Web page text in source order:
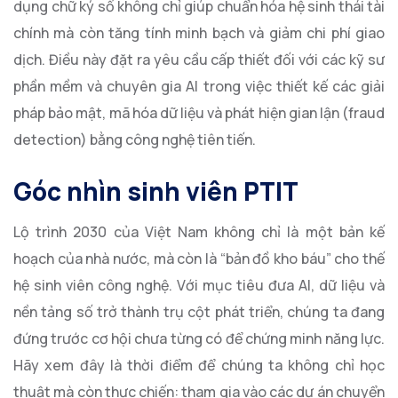
dụng chữ ký số không chỉ giúp chuẩn hóa hệ sinh thái tài
chính mà còn tăng tính minh bạch và giảm chi phí giao
dịch. Điều này đặt ra yêu cầu cấp thiết đối với các kỹ sư
phần mềm và chuyên gia AI trong việc thiết kế các giải
pháp bảo mật, mã hóa dữ liệu và phát hiện gian lận (fraud
detection) bằng công nghệ tiên tiến.
Góc nhìn sinh viên PTIT
Lộ trình 2030 của Việt Nam không chỉ là một bản kế
hoạch của nhà nước, mà còn là “bản đồ kho báu” cho thế
hệ sinh viên công nghệ. Với mục tiêu đưa AI, dữ liệu và
nền tảng số trở thành trụ cột phát triển, chúng ta đang
đứng trước cơ hội chưa từng có để chứng minh năng lực.
Hãy xem đây là thời điểm để chúng ta không chỉ học
thuật mà còn thực chiến: tham gia vào các dự án chuyển